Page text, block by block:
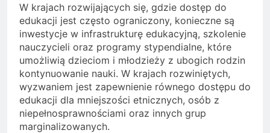
W krajach rozwijających się, gdzie dostęp do
edukacji jest często ograniczony, konieczne są
inwestycje w infrastrukturę edukacyjną, szkolenie
nauczycieli oraz programy stypendialne, które
umożliwią dzieciom i młodzieży z ubogich rodzin
kontynuowanie nauki. W krajach rozwiniętych,
wyzwaniem jest zapewnienie równego dostępu do
edukacji dla mniejszości etnicznych, osób z
niepełnosprawnościami oraz innych grup
marginalizowanych.